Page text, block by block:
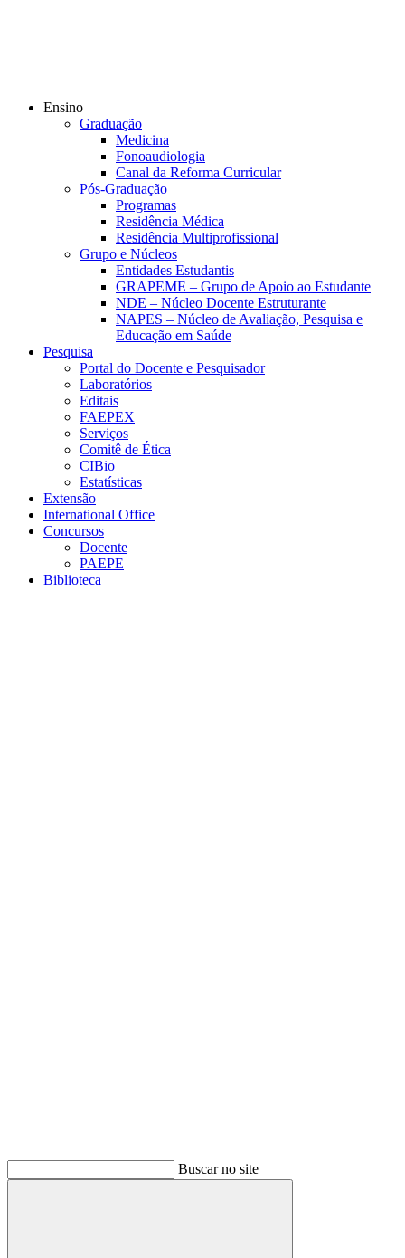
Ensino
Graduação
Medicina
Fonoaudiologia
Canal da Reforma Curricular
Pós-Graduação
Programas
Residência Médica
Residência Multiprofissional
Grupo e Núcleos
Entidades Estudantis
GRAPEME – Grupo de Apoio ao Estudante
NDE – Núcleo Docente Estruturante
NAPES – Núcleo de Avaliação, Pesquisa e
Educação em Saúde
Pesquisa
Portal do Docente e Pesquisador
Laboratórios
Editais
FAEPEX
Serviços
Comitê de Ética
CIBio
Estatísticas
Extensão
International Office
Concursos
Docente
PAEPE
Biblioteca
Buscar no site